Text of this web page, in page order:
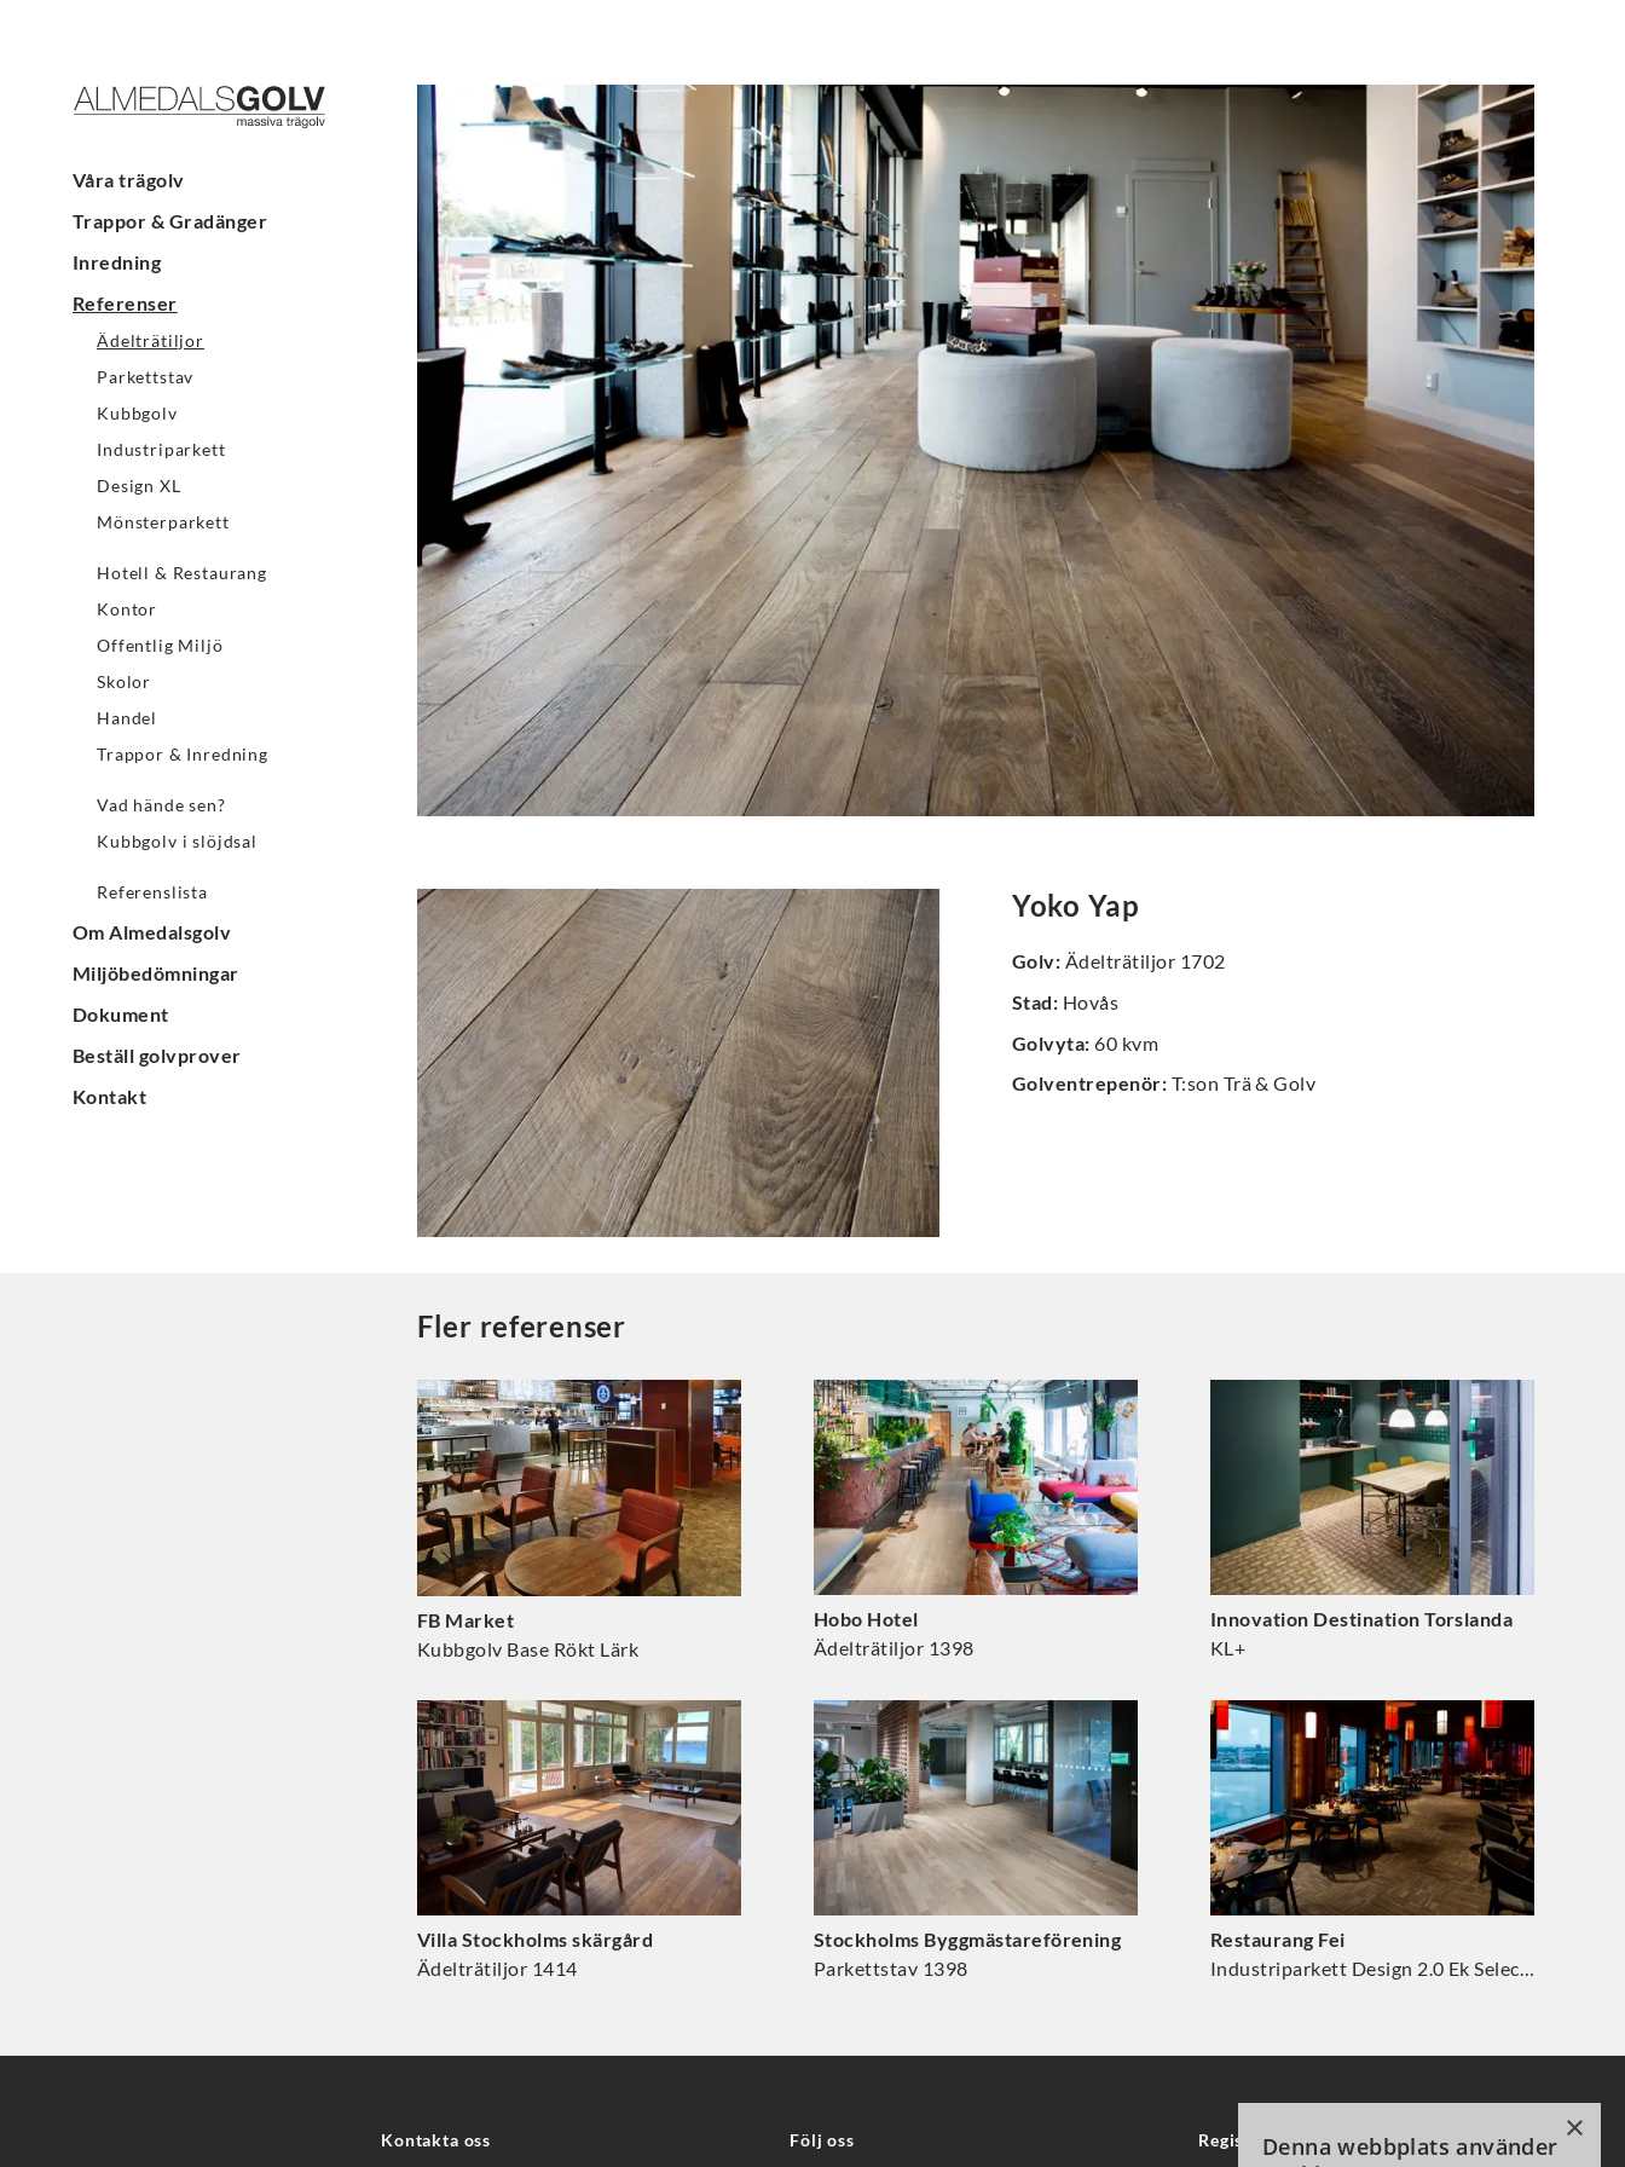
Våra trägolv
Trappor & Gradänger
Inredning
Referenser
Ädelträtiljor
Parkettstav
Kubbgolv
Industriparkett
Design XL
Mönsterparkett
Hotell & Restaurang
Kontor
Offentlig Miljö
Skolor
Handel
Trappor & Inredning
Vad hände sen?
Kubbgolv i slöjdsal
Referenslista
Om Almedalsgolv
Miljöbedömningar
Dokument
Beställ golvprover
Kontakt
Yoko Yap
Golv: Ädelträtiljor 1702
Stad: Hovås
Golvyta: 60 kvm
Golventrepenör: T:son Trä & Golv
Fler referenser
FB Market
Kubbgolv Base Rökt Lärk
Hobo Hotel
Ädelträtiljor 1398
Innovation Destination Torslanda
KL+
Villa Stockholms skärgård
Ädelträtiljor 1414
Stockholms Byggmästareförening
Parkettstav 1398
Restaurang Fei
Industriparkett Design 2.0 Ek Select 1415
Kontakta oss Följ oss Registrera för vårt nyhetsbrev ×
Denna webbplats använder